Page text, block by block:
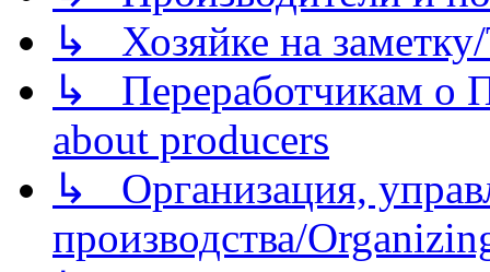
↳ Хозяйке на
↳ Переработчикам о
about producers
↳ Организация,
производства/